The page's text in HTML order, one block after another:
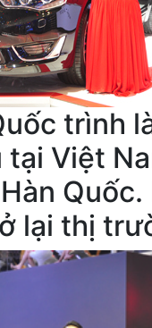
trình
tại Việt
lại thị